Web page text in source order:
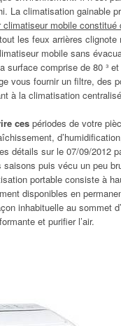
La climatisation gainable
mobile constitué
les feux arrières
mobile sans
comprise de 80 ³
vous fournir un filtre, des
à la climatisation
ces périodes de votre
détails sur le 07/09/2012
puis vécu un peu
portable consiste à
disponibles en
inhabituelle au sommet
et purifier l’air.